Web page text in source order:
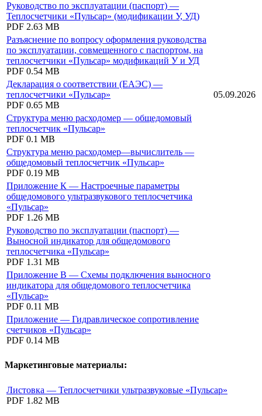
Руководство по эксплуатации (паспорт) —
Теплосчетчики «Пульсар» (модификации У, УД)
PDF 2.63 MB
Разъяснение по вопросу оформления руководства
по эксплуатации, совмещенного с паспортом, на
теплосчетчики «Пульсар» модификаций У и УД
PDF 0.54 MB
Декларация о соответствии (ЕАЭС) —
теплосчетчики «Пульсар»
PDF 0.65 MB
05.09.2026
Структура меню расходомер — общедомовый
теплосчетчик «Пульсар»
PDF 0.1 MB
Структура меню расходомер—вычислитель —
общедомовый теплосчетчик «Пульсар»
PDF 0.19 MB
Приложение К — Настроечные параметры
общедомового ультразвукового теплосчетчика
«Пульсар»
PDF 1.26 MB
Руководство по эксплуатации (паспорт) —
Выносной индикатор для общедомового
теплосчетчика «Пульсар»
PDF 1.31 MB
Приложение В — Схемы подключения выносного
индикатора для общедомового теплосчетчика
«Пульсар»
PDF 0.11 MB
Приложение — Гидравлическое сопротивление
счетчиков «Пульсар»
PDF 0.14 MB
Маркетинговые материалы:
Листовка — Теплосчетчики ультразвуковые «Пульсар»
PDF 1.82 MB